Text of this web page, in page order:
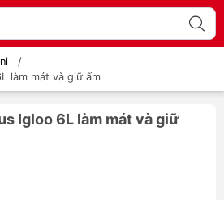
/
làm mát và giữ ấm
Igloo 6L làm mát và giữ